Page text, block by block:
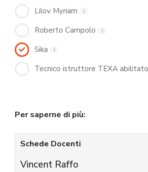
Lilov Myriam 1
Roberto Campolo 1
Sika 1
Tecnico istruttore TEXA abilitato
Per saperne di più:
Schede Docenti
Vincent Raffo